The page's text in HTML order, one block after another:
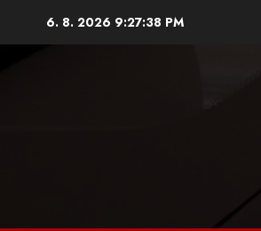
6. 8. 2026 9:27:39 PM